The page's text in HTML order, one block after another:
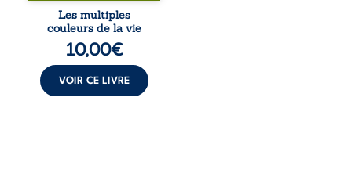
désillusions, Les
multiples couleurs
de la vie explore la
force des liens, le
poids des non-dits
et la ...
Les multiples
couleurs de la vie
10,00€
VOIR CE LIVRE